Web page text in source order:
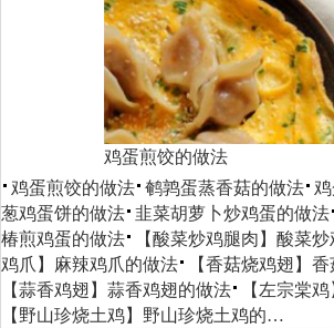
鸡蛋煎饺的做法
鸡蛋煎饺的做法 鹌鹑蛋蒸香菇的做法
葱鸡蛋饼的做法 韭菜胡萝卜炒鸡蛋的做法
椿煎鸡蛋的做法
【酸菜炒鸡腿肉】酸菜
鸡爪】麻辣鸡爪的做法
【香菇烧鸡翅】
【蒜香鸡翅】蒜香鸡翅的做法
【左宗棠
【野山珍烧土鸡】野山珍烧土鸡的…